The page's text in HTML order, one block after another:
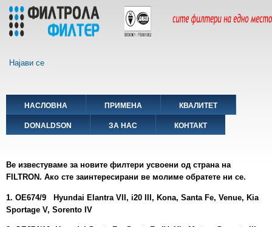
Skip
main
Најави се
Main
navigation
НАСЛОВНА ПРИМЕНА КВАЛИТЕТ
DONALDSON ЗА НАС КОНТАКТ
Ве известуваме за новите филтери усвоени од страна на
F ILTRON. Ако сте заинтeресирани ве молиме обратете ни се.
1. ОЕ674/9 Hyundai Elantra VII, i20 III, Kona, Santa Fe, Venue, Kia
Sportage V, Sorento IV